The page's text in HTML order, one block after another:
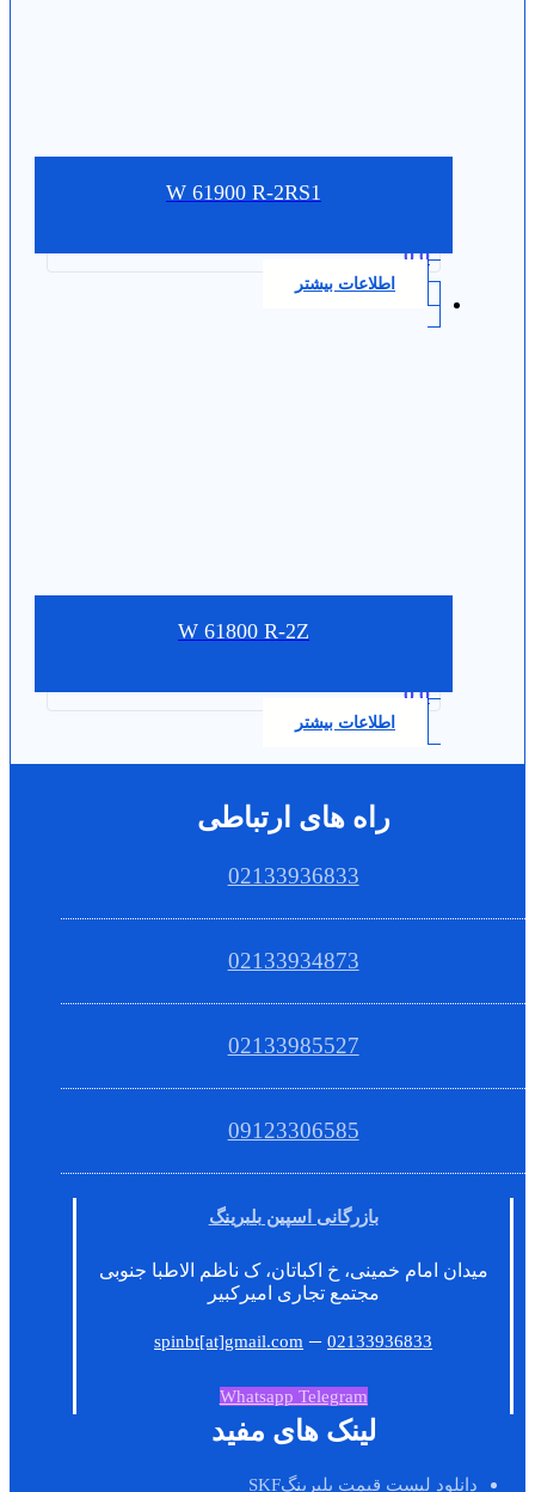
W 61900 R-2RS1
0.0
اطلاعات بیشتر
W 61800 R-2Z
0.0
اطلاعات بیشتر
راه های ارتباطی
02133936833
02133934873
02133985527
09123306585
بازرگانی اسپین بلبرینگ
میدان امام خمینی، خ اکباتان، ک ناظم الاطبا جنوبی
مجتمع تجاری امیرکبیر
spinbt[at]gmail.com –02133936833
Whatsapp Telegram
لینک های مفید
دانلود لیست قیمت بلبرینگSKF